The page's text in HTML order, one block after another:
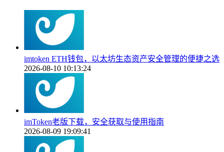
imtoken ETH钱包，以太坊生态资产安全管理的便捷之选
2026-08-10 10:13:24
imToken老版下载，安全获取与使用指南
2026-08-09 19:09:41